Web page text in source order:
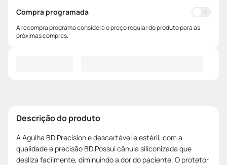
Compra programada
A recompra programa considera o preço regular do produto para as
próximas compras.
Descrição do produto
A Agulha BD Precision é descartável e estéril, com a
qualidade e precisão BD.Possui cânula siliconizada que
desliza facilmente, diminuindo a dor do paciente. O protetor